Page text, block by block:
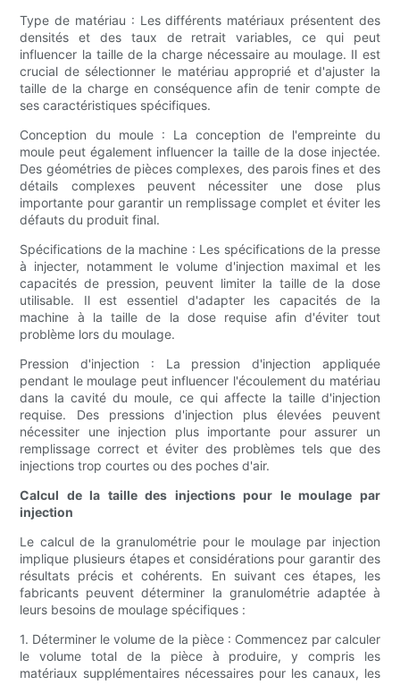
Type de matériau : Les différents matériaux présentent des
densités et des taux de retrait variables, ce qui peut
influencer la taille de la charge nécessaire au moulage. Il est
crucial de sélectionner le matériau approprié et d'ajuster la
taille de la charge en conséquence afin de tenir compte de
ses caractéristiques spécifiques.
Conception du moule : La conception de l'empreinte du
moule peut également influencer la taille de la dose injectée.
Des géométries de pièces complexes, des parois fines et des
détails complexes peuvent nécessiter une dose plus
importante pour garantir un remplissage complet et éviter les
défauts du produit final.
Spécifications de la machine : Les spécifications de la presse
à injecter, notamment le volume d'injection maximal et les
capacités de pression, peuvent limiter la taille de la dose
utilisable. Il est essentiel d'adapter les capacités de la
machine à la taille de la dose requise afin d'éviter tout
problème lors du moulage.
Pression d'injection : La pression d'injection appliquée
pendant le moulage peut influencer l'écoulement du matériau
dans la cavité du moule, ce qui affecte la taille d'injection
requise. Des pressions d'injection plus élevées peuvent
nécessiter une injection plus importante pour assurer un
remplissage correct et éviter des problèmes tels que des
injections trop courtes ou des poches d'air.
Calcul de la taille des injections pour le moulage par
injection
Le calcul de la granulométrie pour le moulage par injection
implique plusieurs étapes et considérations pour garantir des
résultats précis et cohérents. En suivant ces étapes, les
fabricants peuvent déterminer la granulométrie adaptée à
leurs besoins de moulage spécifiques :
1. Déterminer le volume de la pièce : Commencez par calculer
le volume total de la pièce à produire, y compris les
matériaux supplémentaires nécessaires pour les canaux, les